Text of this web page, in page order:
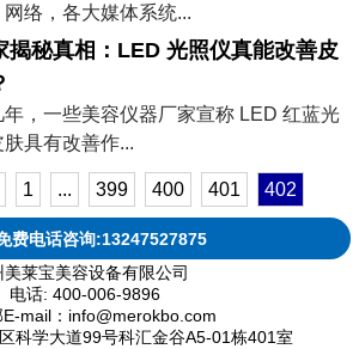
网络，各大媒体系统...
揭秘真相：LED 光照仪真能改善皮
年，一些美容仪器厂家宣称 LED 红蓝光
肤具有改善作...
1 ... 399 400 401 402
费电话咨询:13247527875
美莱宝美容设备有限公司
电话: 400-006-9896
E-mail：info@merokbo.com
科学大道99号科汇金谷A5-01栋401室